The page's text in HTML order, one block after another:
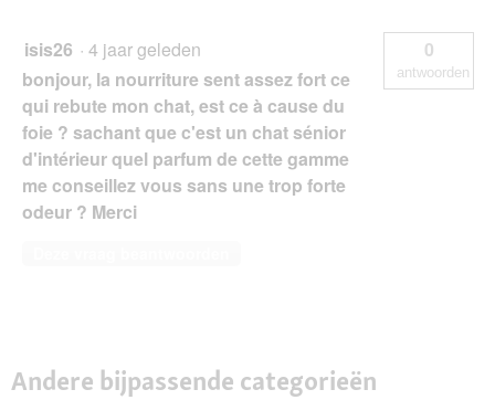
isis26 · 4 jaar geleden
bonjour, la nourriture sent assez fort ce
qui rebute mon chat, est ce à cause du
foie ? sachant que c'est un chat sénior
d'intérieur quel parfum de cette gamme
me conseillez vous sans une trop forte
odeur ? Merci
0
antwoorden
Andere bijpassende categorieën